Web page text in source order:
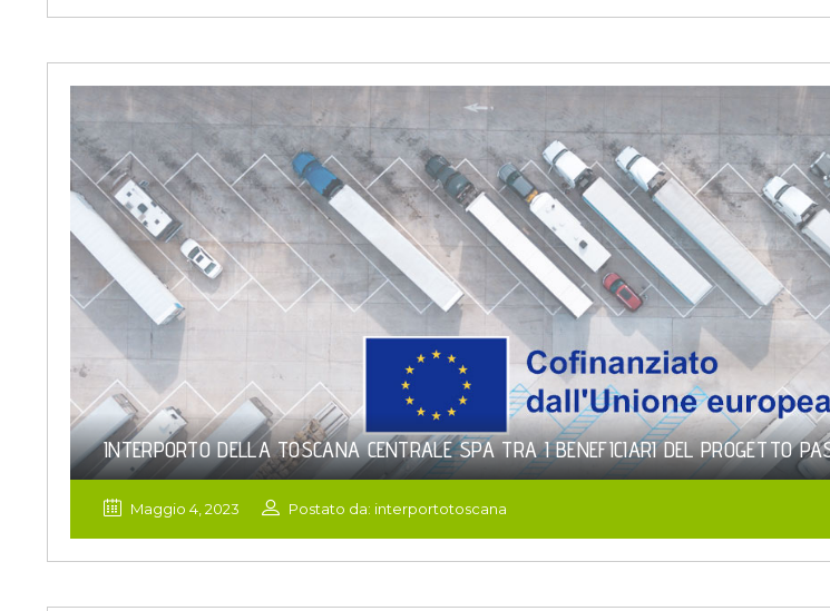
INTERPORTO DELLA TOSCANA CENTRALE SPA TRA I BENEFICIARI DEL PROGETTO
Maggio 4, 2023 Postato da: interportotoscana